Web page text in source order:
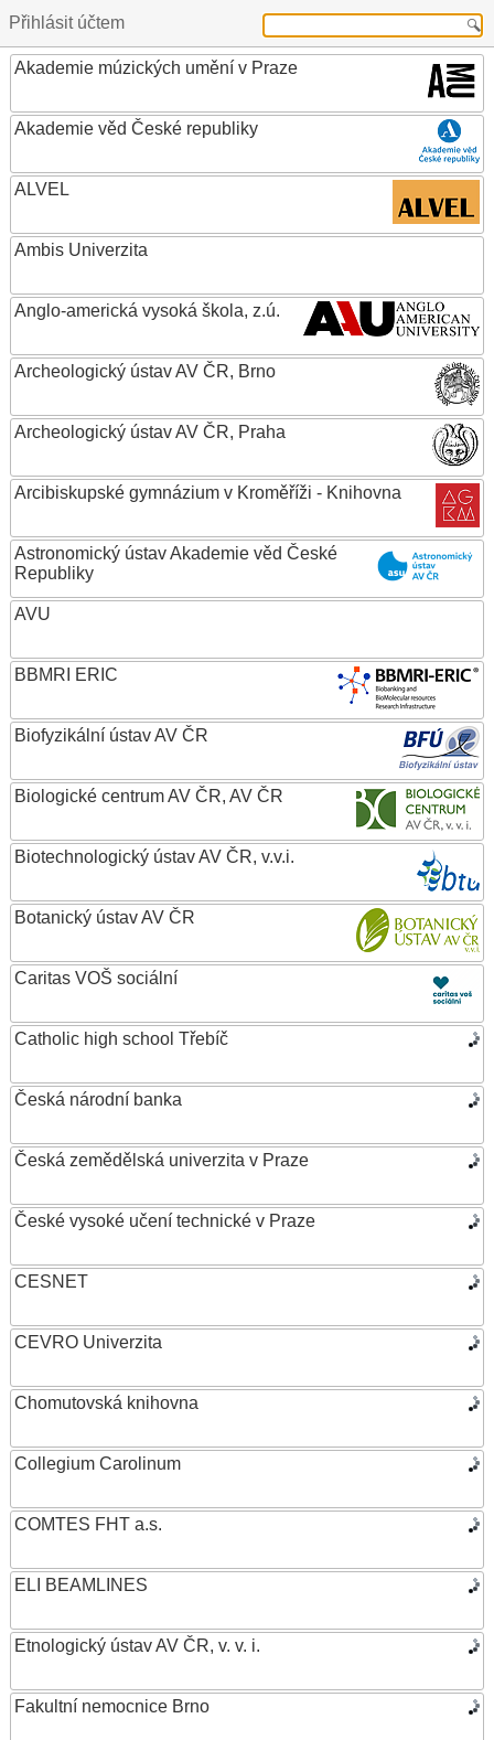
Přihlásit účtem
Akademie múzických umění v Praze
Akademie věd České republiky
ALVEL
Ambis Univerzita
Anglo-americká vysoká škola, z.ú.
Archeologický ústav AV ČR, Brno
Archeologický ústav AV ČR, Praha
Arcibiskupské gymnázium v Kroměříži - Knihovna
Astronomický ústav Akademie věd České
Republiky
AVU
BBMRI ERIC
Biofyzikální ústav AV ČR
Biologické centrum AV ČR, AV ČR
Biotechnologický ústav AV ČR, v.v.i.
Botanický ústav AV ČR
Caritas VOŠ sociální
Catholic high school Třebíč
Česká národní banka
Česká zemědělská univerzita v Praze
České vysoké učení technické v Praze
CESNET
CEVRO Univerzita
Chomutovská knihovna
Collegium Carolinum
COMTES FHT a.s.
ELI BEAMLINES
Etnologický ústav AV ČR, v. v. i.
Fakultní nemocnice Brno